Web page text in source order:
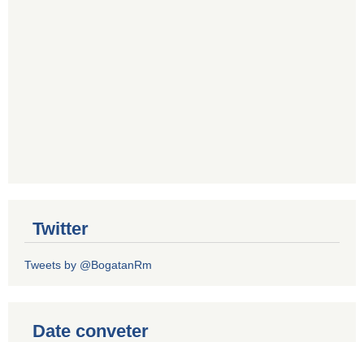
Twitter
Tweets by @BogatanRm
Date conveter